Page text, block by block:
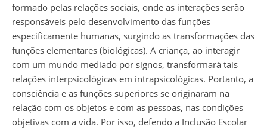
formado pelas relações sociais, onde as interações serão
responsáveis pelo desenvolvimento das funções
especificamente humanas, surgindo as transformações das
funções elementares (biológicas). A criança, ao interagir
com um mundo mediado por signos, transformará tais
relações interpsicológicas em intrapsicológicas. Portanto, a
consciência e as funções superiores se originaram na
relação com os objetos e com as pessoas, nas condições
objetivas com a vida. Por isso, defendo a Inclusão Escolar